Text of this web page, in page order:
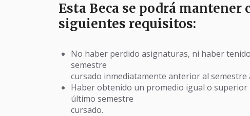
Esta Beca se podrá mantener
siguientes requisitos:
No haber perdido asignaturas, ni haber
semestre
cursado inmediatamente anterior al semestre
Haber obtenido un promedio igual o superior
último semestre
cursado.